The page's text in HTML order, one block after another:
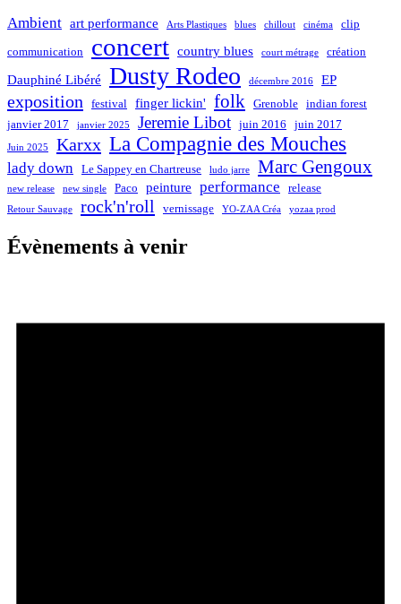
Ambient art performance Arts Plastiques blues chillout cinéma clip
communication concert country blues court métrage création
Dauphiné Libéré Dusty Rodeo décembre 2016 EP
exposition festival finger lickin' folk Grenoble indian forest
janvier 2017
janvier 2025 Jeremie Libot juin 2016 juin 2017
Juin 2025 Karxx La Compagnie des Mouches
lady down Le Sappey en Chartreuse ludo jarre Marc Gengoux
new release new single Paco peinture performance release
Retour Sauvage rock'n'roll vernissage YO-ZAA Créa yozaa prod
Évènements à venir